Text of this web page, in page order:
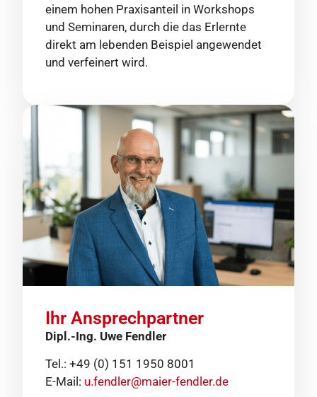
einem hohen Praxisanteil in Workshops
und Seminaren, durch die das Erlernte
direkt am lebenden Beispiel angewendet
und verfeinert wird.
Ihr Ansprechpartner
Dipl.-Ing. Uwe Fendler
Tel.: +49 (0) 151 1950 8001
E-Mail: u.fendler@maier-fendler.de